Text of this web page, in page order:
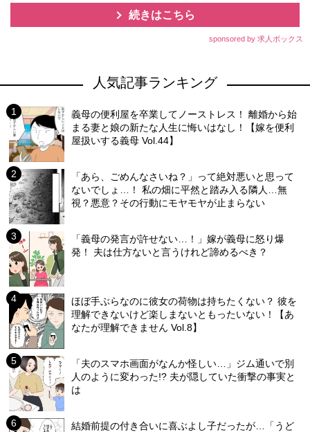
続きはこちら
sponsored by 求人ボックス
人気記事ランキング
義母の便利屋を卒業してノーストレス！ 離婚から始
まる妻と娘の新たな人生に悔いはなし！【嫁を便利
屋扱いする義母 Vol.44】
「あら、ごめんなさいね？」って絶対悪いと思って
ないでしょ…！ 私の畑に平然と踏み入る隣人…無
視？悪意？その行動にモヤモヤが止まらない
「義母の発言が許せない…！」嫁が義母に怒り爆
発！ 夫は仕方ないと言うけれど諦めるべき？
ほぼ手ぶらなのに彼女の荷物は持ちたくない？ 彼を
理解できないけど楽しまないともったいない！【あ
なたが理解できません Vol.8】
「夫のスマホ画面がなんか怪しい…」ジム通いで別
人のように変わった!? 夫が隠していた衝撃の事実と
は
結婚前提の付き合いに喜ぶよし子だったが…「うど